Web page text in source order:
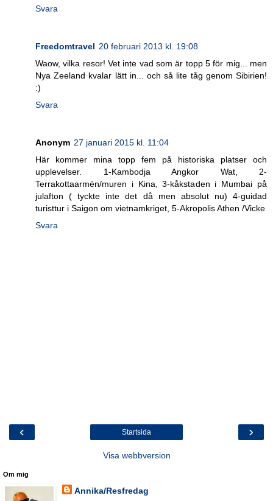
Svara
Freedomtravel 20 februari 2013 kl. 19:08
Waow, vilka resor! Vet inte vad som är topp 5 för mig... men
Nya Zeeland kvalar lätt in... och så lite tåg genom Sibirien!
:)
Svara
Anonym 27 januari 2015 kl. 11:04
Här kommer mina topp fem på historiska platser och
upplevelser. 1-Kambodja Angkor Wat, 2-
Terrakottaarmén/muren i Kina, 3-kåkstaden i Mumbai på
julafton ( tyckte inte det då men absolut nu) 4-guidad
turisttur i Saigon om vietnamkriget, 5-Akropolis Athen /Vicke
Svara
‹ ›
Startsida
Visa webbversion
Om mig
Annika/Resfredag